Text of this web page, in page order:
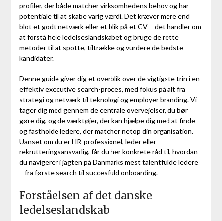
profiler, der både matcher virksomhedens behov og har
potentiale til at skabe varig værdi. Det kræver mere end
blot et godt netværk eller et blik på et CV – det handler om
at forstå hele ledelseslandskabet og bruge de rette
metoder til at spotte, tiltrække og vurdere de bedste
kandidater.
Denne guide giver dig et overblik over de vigtigste trin i en
effektiv executive search-proces, med fokus på alt fra
strategi og netværk til teknologi og employer branding. Vi
tager dig med gennem de centrale overvejelser, du bør
gøre dig, og de værktøjer, der kan hjælpe dig med at finde
og fastholde ledere, der matcher netop din organisation.
Uanset om du er HR-professionel, leder eller
rekrutteringsansvarlig, får du her konkrete råd til, hvordan
du navigerer i jagten på Danmarks mest talentfulde ledere
– fra første search til succesfuld onboarding.
Forståelsen af det danske
ledelseslandskab